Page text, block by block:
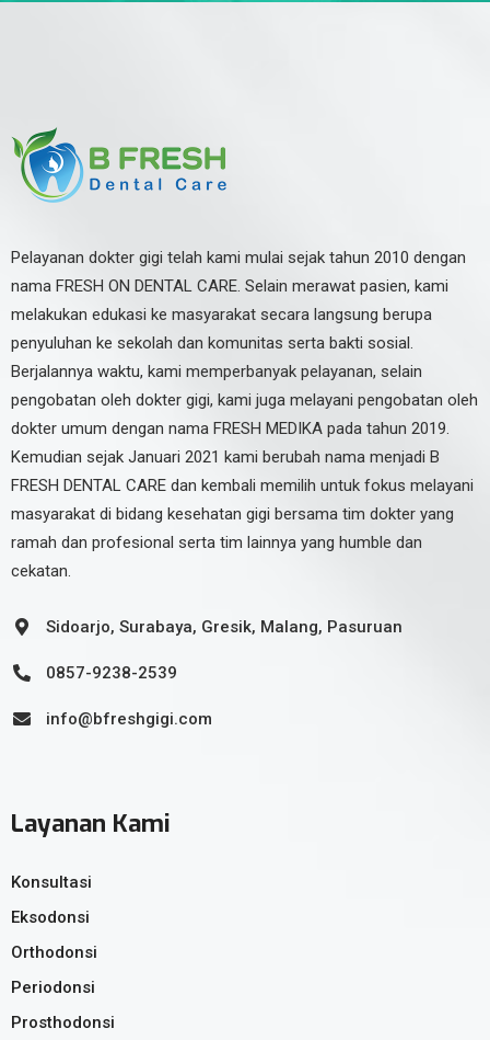
Pelayanan dokter gigi telah kami mulai sejak tahun 2010 dengan
nama FRESH ON DENTAL CARE. Selain merawat pasien, kami
melakukan edukasi ke masyarakat secara langsung berupa
penyuluhan ke sekolah dan komunitas serta bakti sosial.
Berjalannya waktu, kami memperbanyak pelayanan, selain
pengobatan oleh dokter gigi, kami juga melayani pengobatan oleh
dokter umum dengan nama FRESH MEDIKA pada tahun 2019.
Kemudian sejak Januari 2021 kami berubah nama menjadi B
FRESH DENTAL CARE dan kembali memilih untuk fokus melayani
masyarakat di bidang kesehatan gigi bersama tim dokter yang
ramah dan profesional serta tim lainnya yang humble dan
cekatan.
Sidoarjo, Surabaya, Gresik, Malang, Pasuruan
0857-9238-2539
info@bfreshgigi.com
Layanan Kami
Konsultasi
Eksodonsi
Orthodonsi
Periodonsi
Prosthodonsi